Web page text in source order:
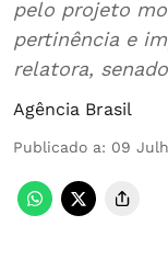
pelo projeto
pertinência e
relatora,
Agência Brasil
Publicado a: 09